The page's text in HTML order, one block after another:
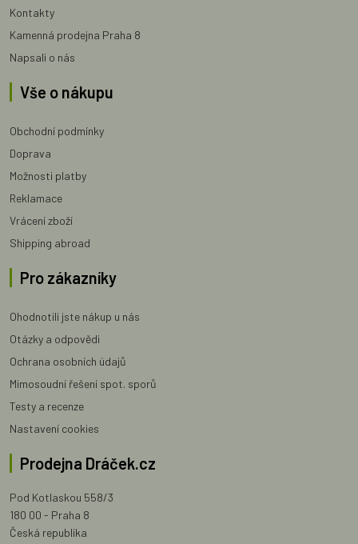
Kontakty
Kamenná prodejna Praha 8
Napsali o nás
Vše o nákupu
Obchodní podmínky
Doprava
Možnosti platby
Reklamace
Vrácení zboží
Shipping abroad
Pro zákazníky
Ohodnotili jste nákup u nás
Otázky a odpovědi
Ochrana osobních údajů
Mimosoudní řešení spot. sporů
Testy a recenze
Nastavení cookies
Prodejna Dráček.cz
Pod Kotlaskou 558/3
180 00 - Praha 8
Česká republika